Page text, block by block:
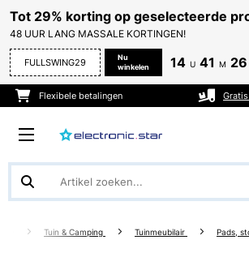
Tot 29% korting op geselecteerde
48 UUR LANG MASSALE KORTINGEN!
FULLSWING29
Nu
winkelen
14 U 41 M 25
Flexibele betalingen
Tuin & Camping Tuinmeubilair Pads,